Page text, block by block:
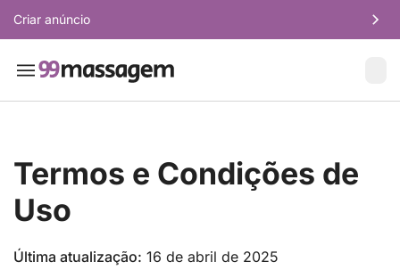
Criar anúncio
Termos e Condições de
Uso
Última atualização: 16 de abril de 2025